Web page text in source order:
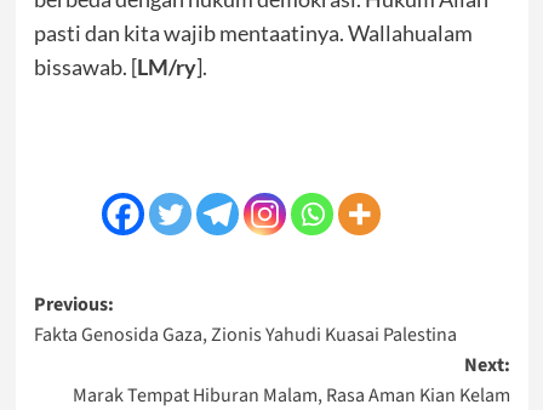
pasti dan kita wajib mentaatinya. Wallahualam
bissawab. [LM/ry].
Post
navigation
Previous:
Fakta Genosida Gaza, Zionis Yahudi Kuasai Palestina
Next:
Marak Tempat Hiburan Malam, Rasa Aman Kian Kelam